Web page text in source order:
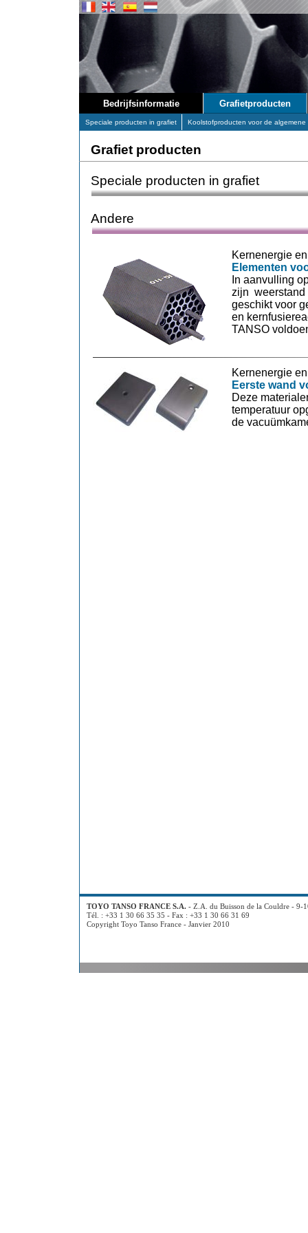
Kernenergie
Eerste wand
Deze
temperatuur
de
Kernenergie
Elementen
In aanvulling
zijn weerstand
geschikt voor
en
TANSO
Andere
Speciale producten in grafiet
Grafietproducten
Bedrijfsinformatie
Speciale producten in grafiet Koolstofproducten voor de algemene
Grafiet producten
TOYO TANSO FRANCE S.A. - Z.A. du Buisson de la Couldre - 9-
Tél. : +33 1 30 66 35 35 - Fax : +33 1 30 66 31 69
Copyright Toyo Tanso France - Janvier 2010